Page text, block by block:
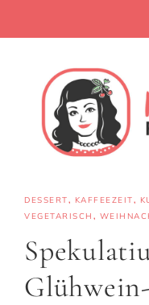
DESSERT, KAFFEEZEIT,
VEGETARISCH ,